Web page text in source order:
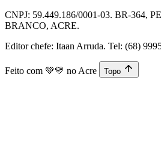
CNPJ: 59.449.186/0001-03. BR-364,
BRANCO, ACRE.
Editor chefe: Itaan Arruda. Tel: (68)
Feito com 💚💛 no Acre Topo